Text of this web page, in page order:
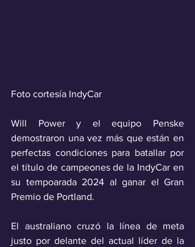
Foto cortesía IndyCar
Will Power y el equipo Penske
demostraron una vez más que están en
perfectas condiciones para batallar por
el título de campeones de la IndyCar en
su tempoarada 2024 al ganar el Gran
Premio de Portland.
El australiano cruzó la línea de meta
justo por delante del actual líder de la